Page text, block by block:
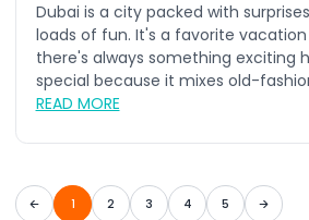
Dubai is a city packed with
loads of fun. It's a favorite
there's always something exciting
special because it mixes old-
READ MORE
1 2 3 4 5